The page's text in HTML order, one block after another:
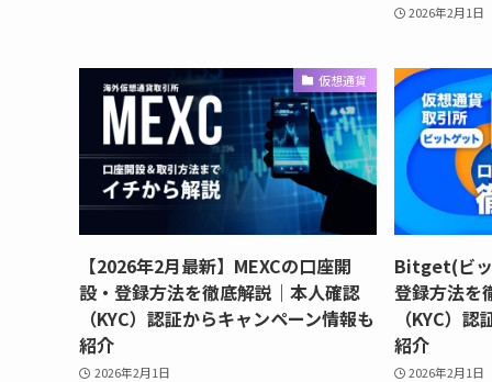
2026年2月1日
仮想通貨
【2026年2月最新】MEXCの口座開
設・登録方法を徹底解説｜本人確認
（KYC）認証からキャンペーン情報も
紹介
2026年2月1日
Bitget(ビッ
登録方法を
（KYC）
紹介
2026年2月1日